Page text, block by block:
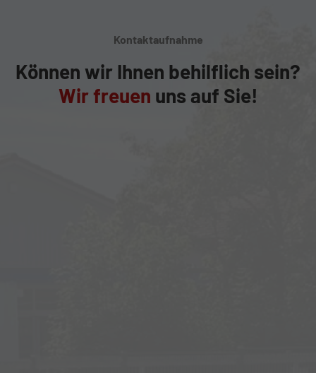
Kontaktaufnahme
Können wir Ihnen behilflich sein?
Wir freuen uns auf Sie!